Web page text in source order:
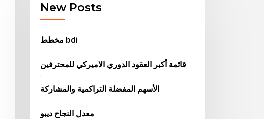
New Posts
مخطط bdi
قائمة أكبر العقود الدوري الاميركي للمحترفين
الأسهم المفضلة التراكمية والمشاركة
معدل النجاح ديبو